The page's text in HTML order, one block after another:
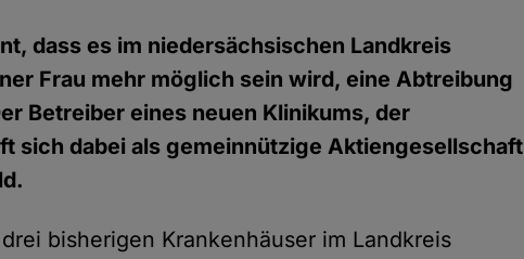
dass es im niedersächsischen Landkreis
Frau mehr möglich sein wird, eine Abtreibung
Betreiber eines neuen Klinikums, der
sich dabei als gemeinnützige Aktiengesellschaft
bisherigen Krankenhäuser im Landkreis